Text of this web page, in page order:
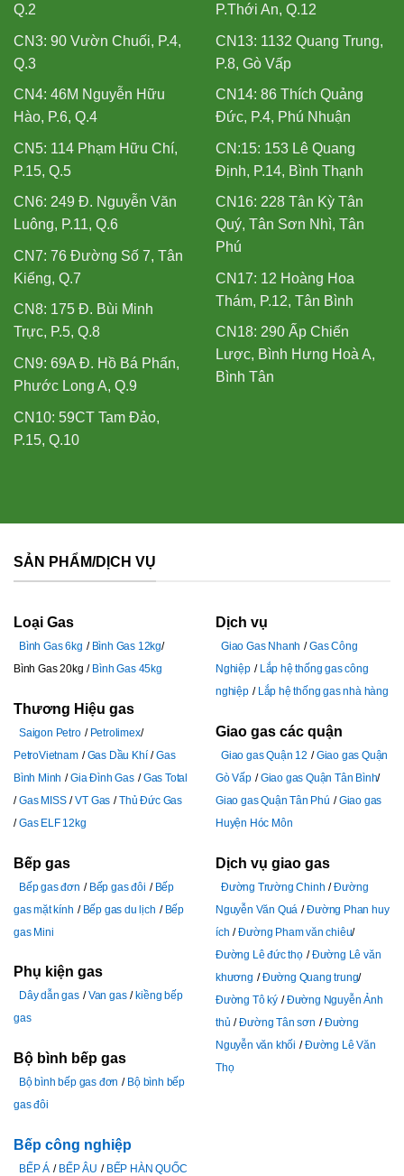
Q.2
CN3: 90 Vườn Chuối, P.4,
Q.3
CN4: 46M Nguyễn Hữu
Hào, P.6, Q.4
CN5: 114 Phạm Hữu Chí,
P.15, Q.5
CN6: 249 Đ. Nguyễn Văn
Luông, P.11, Q.6
CN7: 76 Đường Số 7, Tân
Kiểng, Q.7
CN8: 175 Đ. Bùi Minh
Trực, P.5, Q.8
CN9: 69A Đ. Hồ Bá Phấn,
Phước Long A, Q.9
CN10: 59CT Tam Đảo,
P.15, Q.10
P.Thới An, Q.12
CN13: 1132 Quang Trung,
P.8, Gò Vấp
CN14: 86 Thích Quảng
Đức, P.4, Phú Nhuận
CN:15: 153 Lê Quang
Định, P.14, Bình Thạnh
CN16: 228 Tân Kỳ Tân
Quý, Tân Sơn Nhì, Tân
Phú
CN17: 12 Hoàng Hoa
Thám, P.12, Tân Bình
CN18: 290 Ấp Chiến
Lược, Bình Hưng Hoà A,
Bình Tân
SẢN PHẨM/DỊCH VỤ
Loại Gas
Bình Gas 6kg
Bình Gas 12kg
Bình Gas 20kg
Bình Gas 45kg
Thương Hiệu gas
Saigon Petro
Petrolimex
PetroVietnam
Gas Dầu Khí
Gas
Bình Minh
Gia Đình Gas
Gas Total
Gas MISS
VT Gas
Thủ Đức Gas
Gas ELF 12kg
Bếp gas
Bếp gas đơn Bếp gas đôi
Bếp
gas mặt kính
Bếp gas du lịch
Bếp
gas Mini
Phụ kiện gas
Dây dẫn gas Van gas
kiềng bếp
gas
Bộ bình bếp gas
Bộ bình bếp gas đơn
Bộ bình bếp
gas đôi
Bếp công nghiệp
BẾP Á BẾP ÂU
BẾP HÀN QUỐC
Dịch vụ
Giao Gas Nhanh
Gas Công
Nghiệp
Lắp hệ thống gas công
nghiệp
Lắp hệ thống gas nhà hàng
Giao gas các quận
Giao gas Quận 12
Giao gas Quận
Gò Vấp
Giao gas Quận Tân Bình
Giao gas Quận Tân Phú
Giao gas
Huyện Hóc Môn
Dịch vụ giao gas
Đường Trường Chinh
Đường
Nguyễn Văn Quá
Đường Phan huy
ích
Đường Pham văn chiêu
Đường Lê đức thọ
Đường Lê văn
khương
Đường Quang trung
Đường Tô ký
Đường Nguyễn Ảnh
thủ
Đường Tân sơn
Đường
Nguyễn văn khối
Đường Lê Văn
Thọ